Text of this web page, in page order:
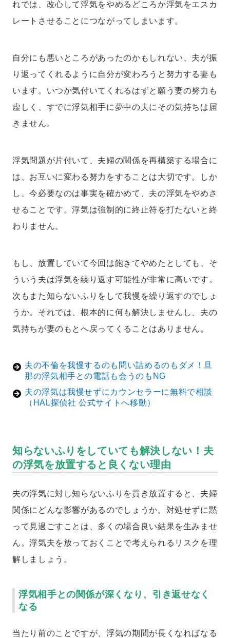
れでは、改心して浮気をやめるどころか浮気をエスカ
レートさせることにつながってしまいます。
自分にも悪いところがあったのかもしれない、夫が振
り返ってくれるように自分が変わろうと努力する妻も
います。いつか気付いてくれるはずと願う妻の努力も
虚しく、すでに浮気相手に夢中の夫にその気持ちは届
きません。
浮気問題が片付いて、夫婦の関係を再構築する場合に
は、お互いに変わる努力をすることは大切です。しか
し、今必要なのは事実を確かめて、夫の浮気をやめさ
せることです。浮気は強制的に終止符を打たないと終
わりません。
もし、放置していて今回は飽きてやめたとしても、そ
ういう夫は浮気を繰り返す可能性が非常に高いです。
次もまた知らないふりをして我慢を繰り返すのでしょ
うか。それでは、根本的に何も解決しませんし、夫の
気持ちが妻のもとへ戻ってくることはありません。
夫の不倫を我慢するのも問い詰めるのもダメ！旦
那の浮気相手との電話も会うのもNG
夫の浮気は我慢せずにカウンセラーに無料で相談
（HAL探偵社 公式サイトへ移動）
知らないふりをしていても解決しない！夫
の浮気を放置すると良くない理由
夫の浮気に対し知らないふりを貫き放置すると、夫婦
関係にどんな影響があるのでしょうか。対処せずに黙
って見過ごすことは、多くの場合良い結果を生みませ
ん。浮気夫を放っておくことで考えられるリスクを理
解しましょう。
浮気相手との関係が深くなり、引き返せなく
なる
当たり前のことですが、浮気の期間が長くなればなる